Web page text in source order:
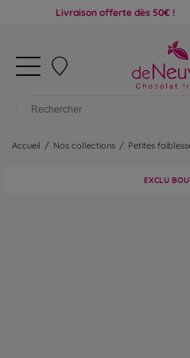
Livraison offerte dès 50€ !
Accueil / Nos collections / Petites
EXCLU